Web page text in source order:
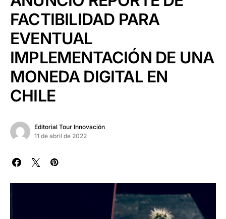
FACTIBILIDAD PARA
EVENTUAL
IMPLEMENTACIÓN DE UNA
MONEDA DIGITAL EN
CHILE
Editorial Tour Innovación
11 de abril de 2022